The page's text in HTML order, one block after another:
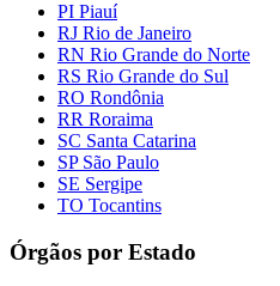
PI Piauí
RJ Rio de Janeiro
RN Rio Grande do Norte
RS Rio Grande do Sul
RO Rondônia
RR Roraima
SC Santa Catarina
SP São Paulo
SE Sergipe
TO Tocantins
Órgãos por Estado